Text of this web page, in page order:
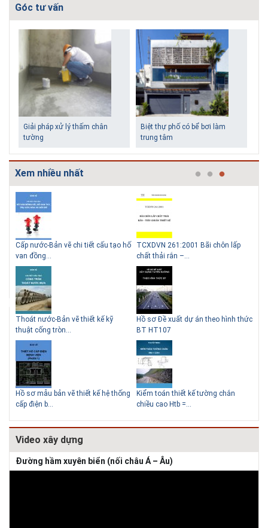
Góc tư vấn
Giải pháp xử lý thấm chân
tường
Biệt thự phố có bể bơi làm
trung tâm
Những ngôi nhà một tầng ít
tiền vẫn đẹp
Lý do nên sử dụng gạch block
Thiết kế nhà siêu nhỏ độc đáo
Xem nhiều nhất
Cấp nước-Bản vẽ chi tiết cấu tạo hố
van đồng...
Thoát nước-Bản vẽ thiết kế kỹ
thuật cống tròn...
Hồ sơ mẫu bản vẽ thiết kế hệ thống
cấp điện b...
TCXDVN 261:2001 Bãi chôn lấp
chất thải rắn –...
Hồ sơ Đề xuất dự án theo hình thức
BT HT107
Kiểm toán thiết kế tường chắn
chiều cao Htb =...
Video xây dựng
Đường hầm xuyên biển (nối châu Á – Âu)